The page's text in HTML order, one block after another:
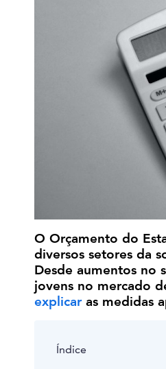
O Orçamento do
diversos setores da
Desde aumentos no
jovens no mercado
explicaras medidas
Índice